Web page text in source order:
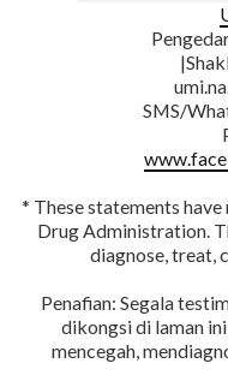
SMS/
* These statements
Drug Administration.
diagnose, treat,
Penafian: Segala
dikongsi di laman
mencegah,